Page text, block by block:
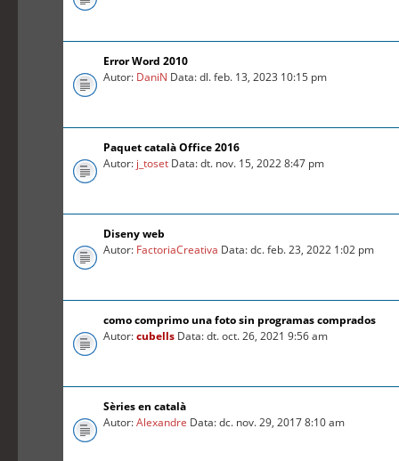
Error Word 2010
Autor: DaniN Data: dl. feb. 13, 2023 10:15 pm
Paquet català Office 2016
Autor: j_toset Data: dt. nov. 15, 2022 8:47 pm
Diseny web
Autor: FactoriaCreativa Data: dc. feb. 23, 2022 1:02 pm
como comprimo una foto sin programas comprados
Autor:cubells Data: dt. oct. 26, 2021 9:56 am
Sèries en català
Autor:Alexandre Data: dc. nov. 29, 2017 8:10 am